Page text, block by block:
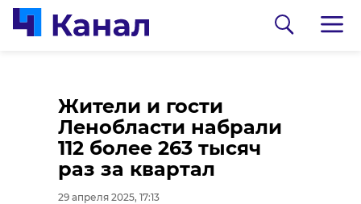
Жители и гости
Ленобласти набрали
112 более 263 тысяч
раз за квартал
29 апреля 2025, 17:13
Автобус не
остановился на
остановке. Что
делать и куда
жаловаться
Прокуратура
пресекла самозахват
земель в деревне
Нижняя Шальдиха
29 апреля 2025, 16:42